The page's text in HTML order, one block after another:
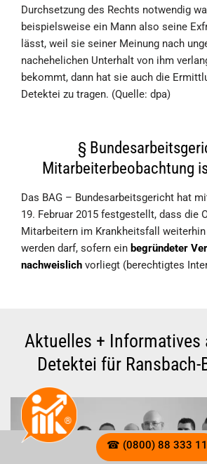
Durchsetzung des Rechts notwendig
beispielsweise ein Mann also seine
lässt, weil sie seiner Meinung nach
nachehelichen Unterhalt von ihm
bekommt, dann hat sie auch die
Detektei zu tragen. (Quelle: dpa)
§
Mitarbeiterbeobachtung
Das BAG – Bundesarbeitsgericht hat
19. Februar 2015 festgestellt, dass die
Mitarbeitern im Krankheitsfall
werden darf, sofern ein begründeter
nachweislich vorliegt (berechtigtes
☎ (0800) 88 333 11